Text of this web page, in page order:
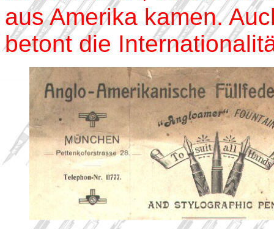
aus Amerika kamen.
betont die